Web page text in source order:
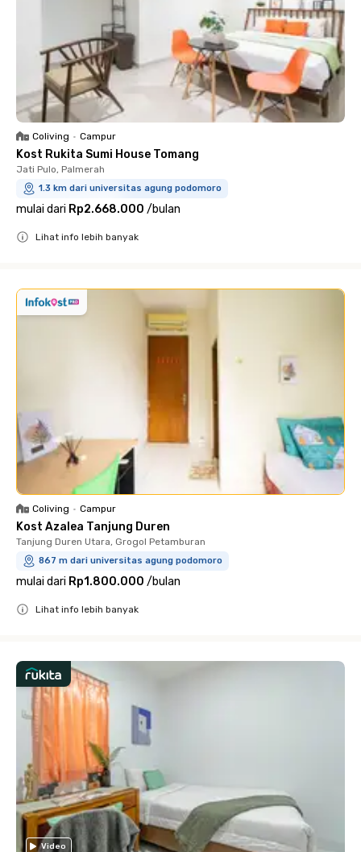
Coliving • Campur
Kost Rukita Sumi House Tomang
Jati Pulo, Palmerah
1.3 km dari universitas agung podomoro
mulai dari Rp2.668.000 /bulan
Lihat info lebih banyak
Coliving • Campur
Kost Azalea Tanjung Duren
Tanjung Duren Utara, Grogol Petamburan
867 m dari universitas agung podomoro
mulai dari Rp1.800.000 /bulan
Lihat info lebih banyak
Video